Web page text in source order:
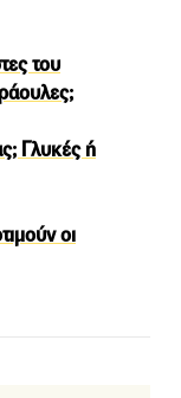
του
Γλυκές ή
οι